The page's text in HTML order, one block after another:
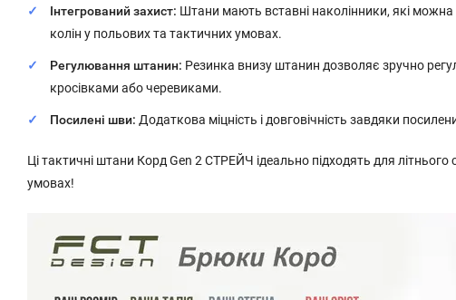
Інтегрований захист: Штани мають вставні наколінники, які
колін у польових та тактичних умовах.
Регулювання штанин: Резинка внизу штанин дозволяє зручно
кросівками або черевиками.
Посилені шви: Додаткова міцність і довговічність завдяки
Ці тактичні штани Корд Gen 2 СТРЕЙЧ ідеально підходять для
умовах!